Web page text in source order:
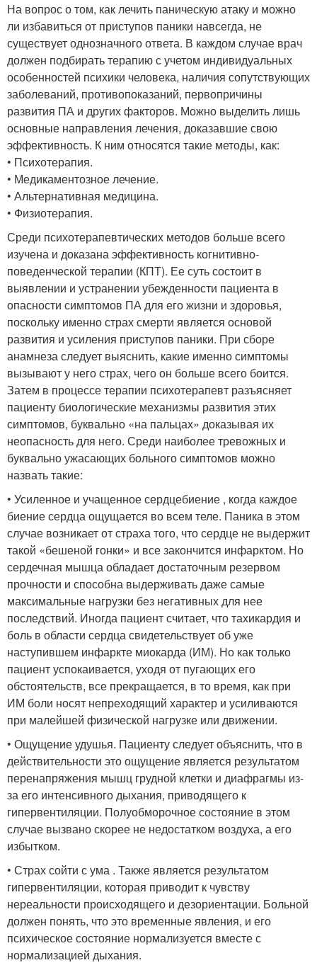
На вопрос о том, как лечить паническую атаку и можно
ли избавиться от приступов паники навсегда, не
существует однозначного ответа. В каждом случае врач
должен подбирать терапию с учетом индивидуальных
особенностей психики человека, наличия сопутствующих
заболеваний, противопоказаний, первопричины
развития ПА и других факторов. Можно выделить лишь
основные направления лечения, доказавшие свою
эффективность. К ним относятся такие методы, как:
• Психотерапия.
• Медикаментозное лечение.
• Альтернативная медицина.
• Физиотерапия.
Среди психотерапевтических методов больше всего
изучена и доказана эффективность когнитивно-
поведенческой терапии (КПТ). Ее суть состоит в
выявлении и устранении убежденности пациента в
опасности симптомов ПА для его жизни и здоровья,
поскольку именно страх смерти является основой
развития и усиления приступов паники. При сборе
анамнеза следует выяснить, какие именно симптомы
вызывают у него страх, чего он больше всего боится.
Затем в процессе терапии психотерапевт разъясняет
пациенту биологические механизмы развития этих
симптомов, буквально «на пальцах» доказывая их
неопасность для него. Среди наиболее тревожных и
буквально ужасающих больного симптомов можно
назвать такие:
• Усиленное и учащенное сердцебиение , когда каждое
биение сердца ощущается во всем теле. Паника в этом
случае возникает от страха того, что сердце не выдержит
такой «бешеной гонки» и все закончится инфарктом. Но
сердечная мышца обладает достаточным резервом
прочности и способна выдерживать даже самые
максимальные нагрузки без негативных для нее
последствий. Иногда пациент считает, что тахикардия и
боль в области сердца свидетельствует об уже
наступившем инфаркте миокарда (ИМ). Но как только
пациент успокаивается, уходя от пугающих его
обстоятельств, все прекращается, в то время, как при
ИМ боли носят непреходящий характер и усиливаются
при малейшей физической нагрузке или движении.
• Ощущение удушья. Пациенту следует объяснить, что в
действительности это ощущение является результатом
перенапряжения мышц грудной клетки и диафрагмы из-
за его интенсивного дыхания, приводящего к
гипервентиляции. Полуобморочное состояние в этом
случае вызвано скорее не недостатком воздуха, а его
избытком.
• Страх сойти с ума . Также является результатом
гипервентиляции, которая приводит к чувству
нереальности происходящего и дезориентации. Больной
должен понять, что это временные явления, и его
психическое состояние нормализуется вместе с
нормализацией дыхания.